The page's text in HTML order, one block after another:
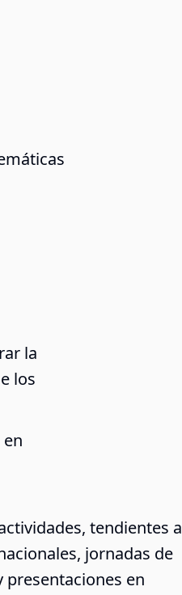
la
los
tendientes a
jornadas de
presentaciones en